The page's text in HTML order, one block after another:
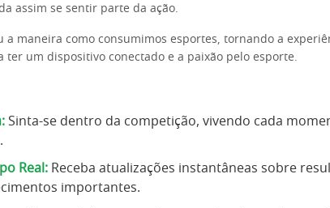
assim se sentir parte da ação.
a maneira como consumimos esportes, tornando a
ter um dispositivo conectado e a paixão pelo esporte.
Sinta-se dentro da competição, vivendo cada
Real: Receba atualizações instantâneas sobre
importantes.